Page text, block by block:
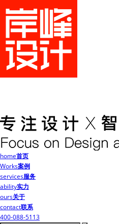
home首页
Works案例
services服务
ability实力
ours关于
contact联系
400-088-5113